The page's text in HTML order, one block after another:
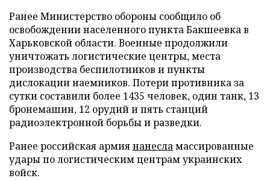
Ранее Министерство обороны сообщило об
освобождении населенного пункта Бакшеевка в
Харьковской области. Военные продолжили
уничтожать логистические центры, места
производства беспилотников и пункты
дислокации наемников. Потери противника за
сутки составили более 1435 человек, один танк, 13
бронемашин, 12 орудий и пять станций
радиоэлектронной борьбы и разведки.
Ранее российская армиянанесламассированные
удары по логистическим центрам украинских
войск.